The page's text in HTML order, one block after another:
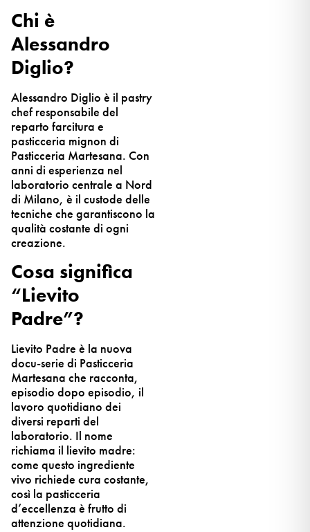
Chi è
Alessandro
Diglio?
Alessandro Diglio è il pastry
chef responsabile del
reparto farcitura e
pasticceria mignon di
Pasticceria Martesana. Con
anni di esperienza nel
laboratorio centrale a Nord
di Milano, è il custode delle
tecniche che garantiscono la
qualità costante di ogni
creazione.
Cosa significa
“Lievito
Padre”?
Lievito Padre è la nuova
docu-serie di Pasticceria
Martesana che racconta,
episodio dopo episodio, il
lavoro quotidiano dei
diversi reparti del
laboratorio. Il nome
richiama il lievito madre:
come questo ingrediente
vivo richiede cura costante,
così la pasticceria
d’eccellenza è frutto di
attenzione quotidiana.